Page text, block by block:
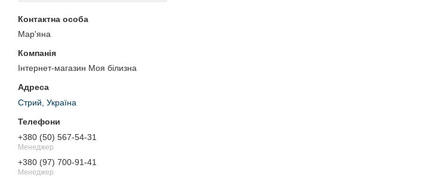
Мар'яна
Інтернет-магазин Моя білизна
Стрий, Україна
+380 (50) 567-54-31
Менеджер
+380 (97) 700-91-41
Менеджер